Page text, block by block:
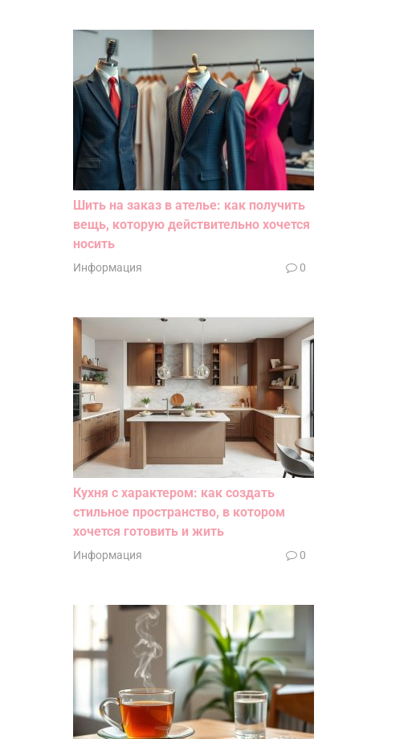
Шить на заказ в ателье: как получить
вещь, которую действительно хочется
носить
Информация 0
Кухня с характером: как создать
стильное пространство, в котором
хочется готовить и жить
Информация 0